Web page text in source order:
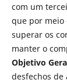
com um
que por meio
superar os
manter o
Objetivo
desfechos